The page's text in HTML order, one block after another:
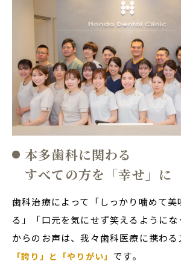
本多歯科に関わる
すべての方を「幸せ」に
歯科治療によって「しっかり噛めて美
る」「口元を気にせず笑えるように
からのお声は、我々歯科医療に携わ
「誇り」と「やりがい」 です。